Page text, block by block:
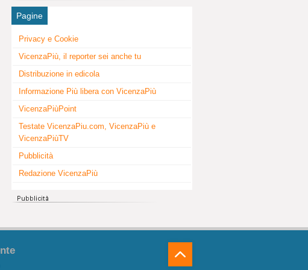
Pagine
Privacy e Cookie
VicenzaPiù, il reporter sei anche tu
Distribuzione in edicola
Informazione Più libera con VicenzaPiù
VicenzaPiùPoint
Testate VicenzaPiu.com, VicenzaPiù e
VicenzaPiùTV
Pubblicità
Redazione VicenzaPiù